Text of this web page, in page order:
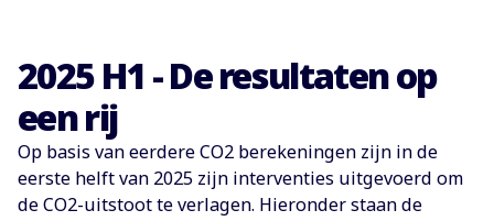
2025 H1 - De resultaten op
een rij
Op basis van eerdere CO2 berekeningen zijn in de
eerste helft van 2025 zijn interventies uitgevoerd om
de CO2-uitstoot te verlagen. Hieronder staan de